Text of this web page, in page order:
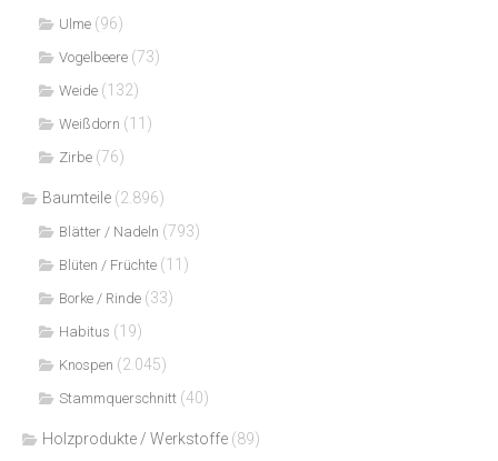
Ulme (96)
Vogelbeere (73)
Weide (132)
Weißdorn (11)
Zirbe (76)
Baumteile (2.896)
Blätter / Nadeln (793)
Blüten / Früchte (11)
Borke / Rinde (33)
Habitus (19)
Knospen (2.045)
Stammquerschnitt (40)
Holzprodukte / Werkstoffe (89)